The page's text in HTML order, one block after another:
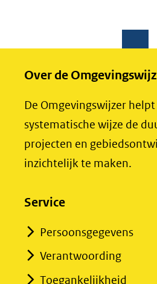
Over de
De Omgevingswijzer
systematische wijze de
projecten en
inzichtelijk te maken.
Service
Persoonsgegevens
Verantwoording
Toegankelijkheid